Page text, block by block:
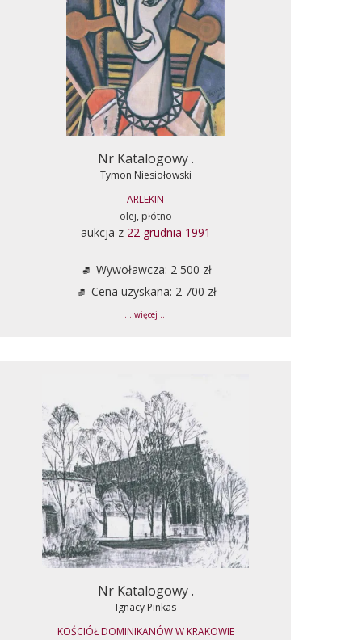
Nr Katalogowy .
Tymon Niesiołowski
ARLEKIN
olej, płótno
aukcja z 22 grudnia 1991
Wywoławcza: 2 500 zł
Cena uzyskana: 2 700 zł
... więcej ...
Nr Katalogowy .
Ignacy Pinkas
KOŚCIÓŁ DOMINIKANÓW W KRAKOWIE